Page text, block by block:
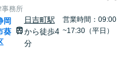
事務所
岡
葵
日吉町駅
から徒歩4
分
営業時間：09:00
~17:30（平日）